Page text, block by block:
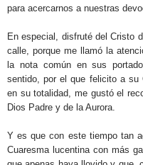
NECROLÓGICAS
GALERÍAS
para acercarnos a nuestras
En especial, disfruté del Cristo
calle, porque me llamó la
la nota común en sus
sentido, por el que felicito a su
en su totalidad, me gustó el
Dios Padre y de la Aurora.
Y es que con este tiempo tan
Cuaresma lucentina con más